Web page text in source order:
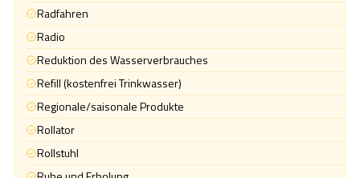
Radfahren
Radio
Reduktion des Wasserverbrauches
Refill (kostenfrei Trinkwasser)
Regionale/saisonale Produkte
Rollator
Rollstuhl